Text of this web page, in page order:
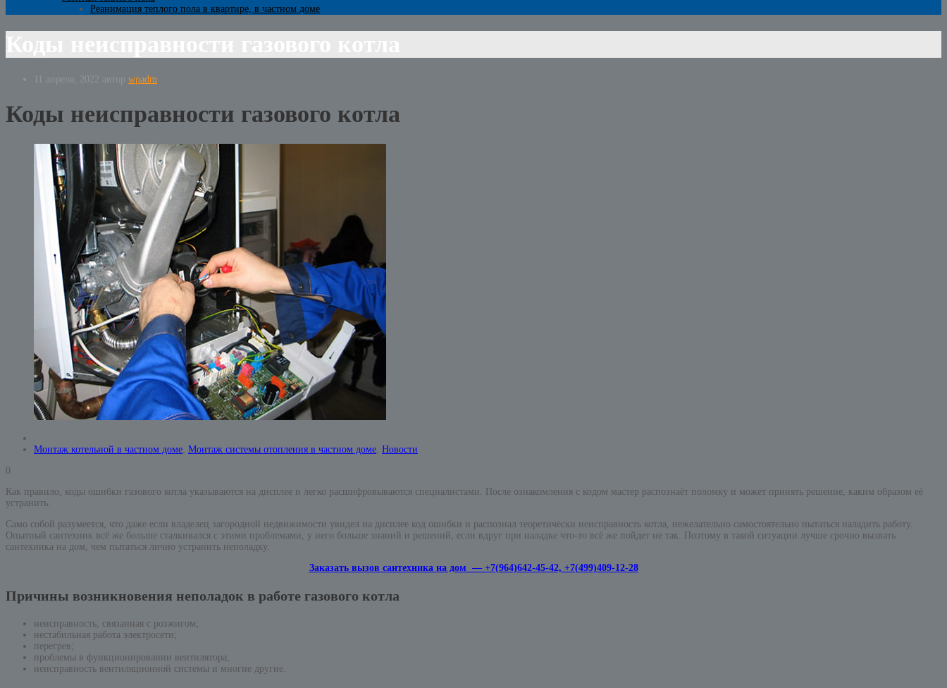
Реанимация теплого пола в квартире, в частном доме
11 апреля, 2022 автор wpadm
Коды неисправности газового котла
Монтаж котельной в частном доме, Монтаж системы отопления в частном доме, Новости
0
Как правило, коды ошибки газового котла указываются на дисплее и легко расшифровываются специалистами. После ознакомления с кодом мастер распознаёт поломку и может принять решение, каким образом её
устранить.
Само собой разумеется, что даже если владелец загородной недвижимости увидел на дисплее код ошибки и распознал теоретически неисправность котла, нежелательно самостоятельно пытаться наладить работу.
Опытный сантехник всё же больше сталкивался с этими проблемами, у него больше знаний и решений, если вдруг при наладке что-то всё же пойдет не так. Поэтому в такой ситуации лучше срочно вызвать
сантехника на дом, чем пытаться лично устранить неполадку.
Заказать вызов сантехника на дом — +7(964)642-45-42, +7(499)409-12-28
Причины возникновения неполадок в работе газового котла
неисправность, связанная с розжигом;
нестабильная работа электросети;
перегрев;
проблемы в функционировании вентилятора;
неисправность вентиляционной системы и многие другие.